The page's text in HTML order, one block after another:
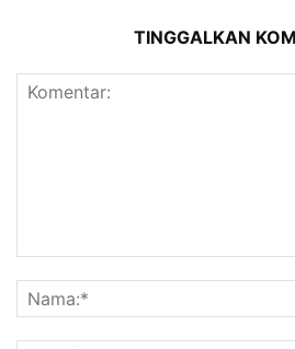
TINGGALKAN